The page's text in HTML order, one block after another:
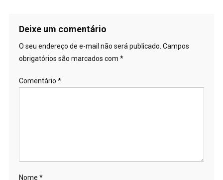
Deixe um comentário
O seu endereço de e-mail não será publicado. Campos
obrigatórios são marcados com *
Comentário *
Nome *